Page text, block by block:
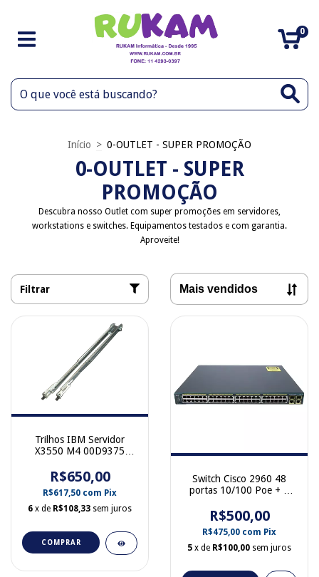
0
Início > 0-OUTLET - SUPER PROMOÇÃO
0-OUTLET - SUPER
PROMOÇÃO
Descubra nosso Outlet com super promoções em servidores,
workstations e switches. Equipamentos testados e com garantia.
Aproveite!
Filtrar
Trilhos IBM Servidor
X3550 M4 00D9375
R$650,00
R$617,50 com Pix
6 x de R$108,33 sem juros
COMPRAR
Switch Cisco 2960 48
portas 10/100 Poe + 2
48PST-L
R$500,00
R$475,00 com Pix
5 x de R$100,00 sem juros